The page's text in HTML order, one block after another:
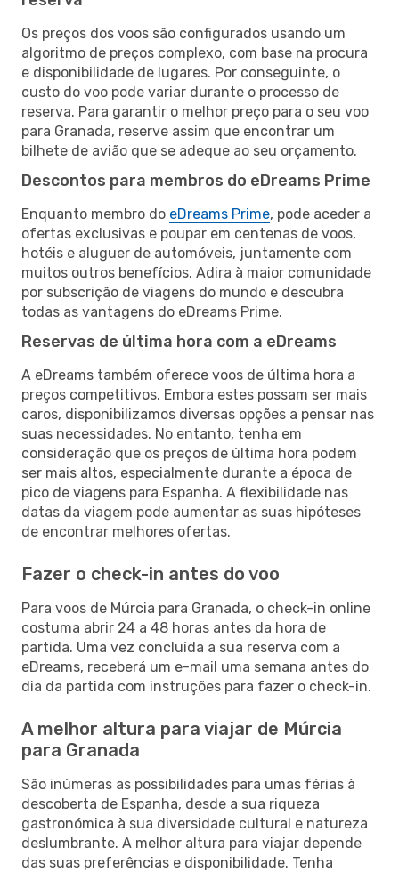
Os preços dos voos são configurados usando um
algoritmo de preços complexo, com base na procura
e disponibilidade de lugares. Por conseguinte, o
custo do voo pode variar durante o processo de
reserva. Para garantir o melhor preço para o seu voo
para Granada, reserve assim que encontrar um
bilhete de avião que se adeque ao seu orçamento.
Descontos para membros do eDreams Prime
Enquanto membro do eDreams Prime, pode aceder a
ofertas exclusivas e poupar em centenas de voos,
hotéis e aluguer de automóveis, juntamente com
muitos outros benefícios. Adira à maior comunidade
por subscrição de viagens do mundo e descubra
todas as vantagens do eDreams Prime.
Reservas de última hora com a eDreams
A eDreams também oferece voos de última hora a
preços competitivos. Embora estes possam ser mais
caros, disponibilizamos diversas opções a pensar nas
suas necessidades. No entanto, tenha em
consideração que os preços de última hora podem
ser mais altos, especialmente durante a época de
pico de viagens para Espanha. A flexibilidade nas
datas da viagem pode aumentar as suas hipóteses
de encontrar melhores ofertas.
Fazer o check-in antes do voo
Para voos de Múrcia para Granada, o check-in online
costuma abrir 24 a 48 horas antes da hora de
partida. Uma vez concluída a sua reserva com a
eDreams, receberá um e-mail uma semana antes do
dia da partida com instruções para fazer o check-in.
A melhor altura para viajar de Múrcia
para Granada
São inúmeras as possibilidades para umas férias à
descoberta de Espanha, desde a sua riqueza
gastronómica à sua diversidade cultural e natureza
deslumbrante. A melhor altura para viajar depende
das suas preferências e disponibilidade. Tenha